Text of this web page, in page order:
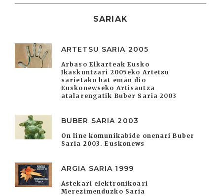
SARIAK
ARTETSU SARIA 2005
Arbaso Elkarteak Eusko
Ikaskuntzari 2005eko Artetsu
sarietako bat eman dio
Euskonewseko Artisautza
atalarengatik Buber Saria 2003
BUBER SARIA 2003
On line komunikabide onenari Buber
Saria 2003. Euskonews
ARGIA SARIA 1999
Astekari elektronikoari
Merezimenduzko Saria